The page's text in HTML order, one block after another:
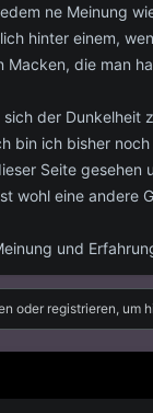
ne Meinung
hinter einem,
Macken, die man
der Dunkelheit
bin ich bisher
Seite gesehen
wohl eine andere
und
oder registrieren, um